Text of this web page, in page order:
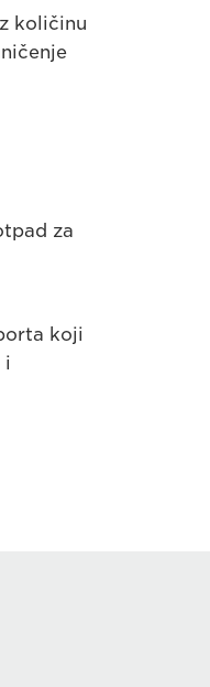
količinu
za
koji
i